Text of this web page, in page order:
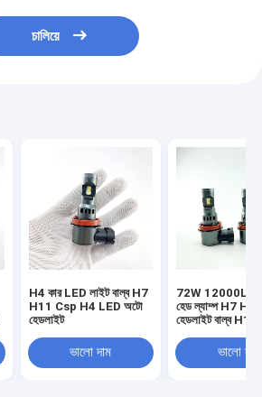
চালিয়ে
H4 কার LED লাইট বাল্ব H7
H11 Csp H4 LED অটো
হেডলাইট
ভালো দাম
72W 12000Lm
হেড ল্যাম্প H7
হেডলাইট বাল্ব H11
ভালো দাম